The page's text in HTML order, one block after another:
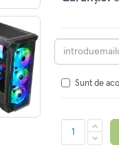
Sunt de